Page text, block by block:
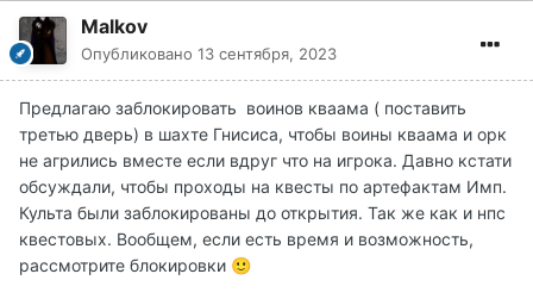
Malkov
Опубликовано 13 сентября, 2023
Предлагаю заблокировать воинов кваама ( поставить
третью дверь) в шахте Гнисиса, чтобы воины кваама и орк
не агрились вместе если вдруг что на игрока. Давно кстати
обсуждали, чтобы проходы на квесты по артефактам Имп.
Культа были заблокированы до открытия. Так же как и нпс
квестовых. Вообщем, если есть время и возможность,
рассмотрите блокировки 🙂